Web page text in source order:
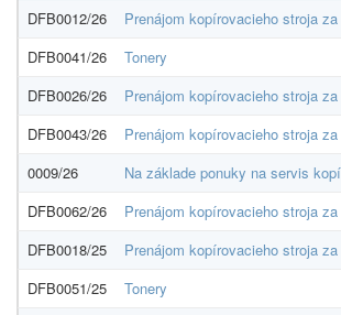
DFB0012/26
Prenájom kopírovacieho stroja
DFB0041/26
Tonery
DFB0026/26
Prenájom kopírovacieho stroja
DFB0043/26
Prenájom kopírovacieho stroja
0009/26
Na základe ponuky na servis
DFB0062/26
Prenájom kopírovacieho stroja
DFB0018/25
Prenájom kopírovacieho stroja
DFB0051/25
Tonery